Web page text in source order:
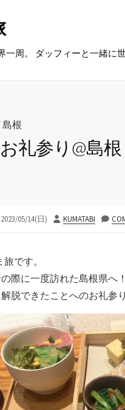
一周。 ダッフィーと一緒に
島根
お礼参り@島
最
日
2023/05/14(日)
投
KUMATABI
です。
際に一度訪れた島根県へ！
脱できたことへのお礼参